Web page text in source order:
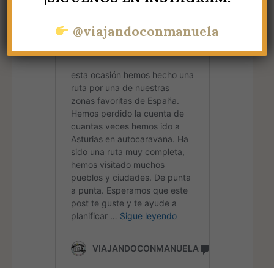
@viajandoconmanuela